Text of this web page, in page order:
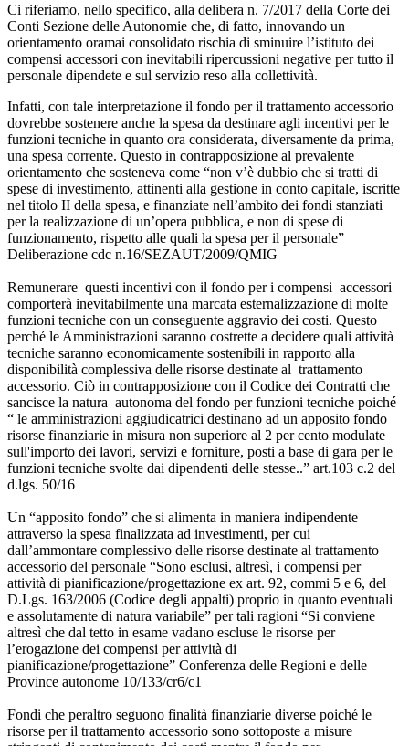
Ci riferiamo, nello specifico, alla delibera n. 7/2017 della Corte dei
Conti Sezione delle Autonomie che, di fatto, innovando un
orientamento oramai consolidato rischia di sminuire l’istituto dei
compensi accessori con inevitabili ripercussioni negative per tutto il
personale dipendete e sul servizio reso alla collettività.
Infatti, con tale interpretazione il fondo per il trattamento accessorio
dovrebbe sostenere anche la spesa da destinare agli incentivi per le
funzioni tecniche in quanto ora considerata, diversamente da prima,
una spesa corrente. Questo in contrapposizione al prevalente
orientamento che sosteneva come “non v’è dubbio che si tratti di
spese di investimento, attinenti alla gestione in conto capitale, iscritte
nel titolo II della spesa, e finanziate nell’ambito dei fondi stanziati
per la realizzazione di un’opera pubblica, e non di spese di
funzionamento, rispetto alle quali la spesa per il personale”
Deliberazione cdc n.16/SEZAUT/2009/QMIG
Remunerare questi incentivi con il fondo per i compensi accessori
comporterà inevitabilmente una marcata esternalizzazione di molte
funzioni tecniche con un conseguente aggravio dei costi. Questo
perché le Amministrazioni saranno costrette a decidere quali attività
tecniche saranno economicamente sostenibili in rapporto alla
disponibilità complessiva delle risorse destinate al trattamento
accessorio. Ciò in contrapposizione con il Codice dei Contratti che
sancisce la natura autonoma del fondo per funzioni tecniche poiché
“ le amministrazioni aggiudicatrici destinano ad un apposito fondo
risorse finanziarie in misura non superiore al 2 per cento modulate
sull'importo dei lavori, servizi e forniture, posti a base di gara per le
funzioni tecniche svolte dai dipendenti delle stesse..” art.103 c.2 del
d.lgs. 50/16
Un “apposito fondo” che si alimenta in maniera indipendente
attraverso la spesa finalizzata ad investimenti, per cui
dall’ammontare complessivo delle risorse destinate al trattamento
accessorio del personale “Sono esclusi, altresì, i compensi per
attività di pianificazione/progettazione ex art. 92, commi 5 e 6, del
D.Lgs. 163/2006 (Codice degli appalti) proprio in quanto eventuali
e assolutamente di natura variabile” per tali ragioni “Si conviene
altresì che dal tetto in esame vadano escluse le risorse per
l’erogazione dei compensi per attività di
pianificazione/progettazione” Conferenza delle Regioni e delle
Province autonome 10/133/cr6/c1
Fondi che peraltro seguono finalità finanziarie diverse poiché le
risorse per il trattamento accessorio sono sottoposte a misure